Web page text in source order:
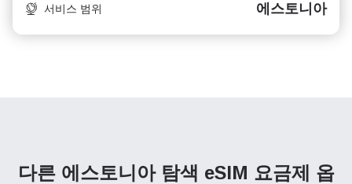
서비스 범위 에스토니아
다른 에스토니아 탐색 eSIM 요금제 옵